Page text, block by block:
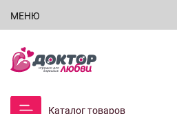
МЕНЮ
Каталог товаров